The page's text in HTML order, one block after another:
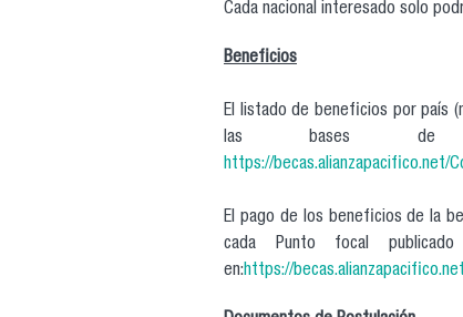
Cada nacional interesado solo
Beneficios
El listado de beneficios por país
las bases de
https://becas.alianzapacifico.net/
El pago de los beneficios de la
cada Punto focal
en:https://